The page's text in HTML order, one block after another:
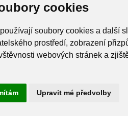
cookies
soubory cookies a další
prostředí, zobrazení
webových stránek a
Upravit mé předvolby